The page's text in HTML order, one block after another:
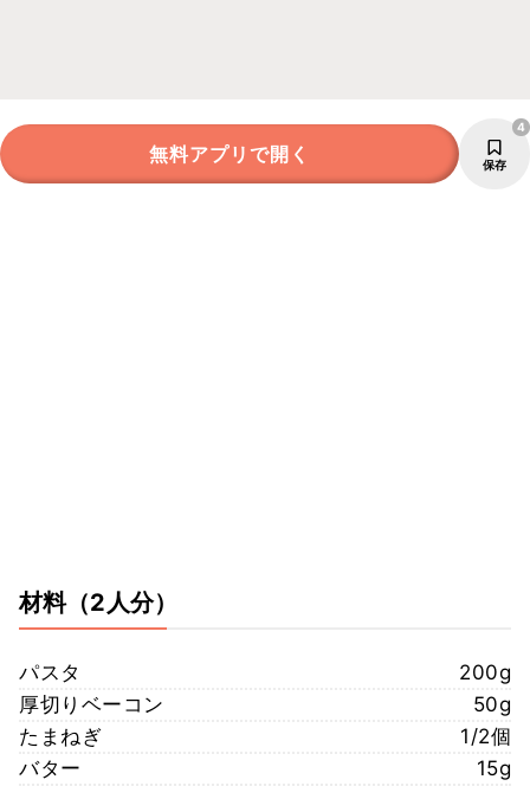
無料アプリで開く 保存
4
材料（2人分）
パスタ
200g
厚切りベーコン
50g
たまねぎ
1/2個
バター
15g